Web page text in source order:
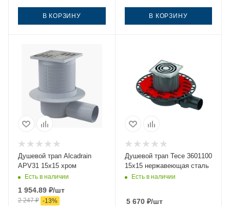
В КОРЗИНУ В КОРЗИНУ
Душевой трап Alcadrain
APV31 15х15 хром
Есть в наличии
1 954.89 ₽/шт
2 247₽ -13%
Душевой трап Tece 3601100
15х15 нержавеющая сталь
Есть в наличии
5 670₽/шт